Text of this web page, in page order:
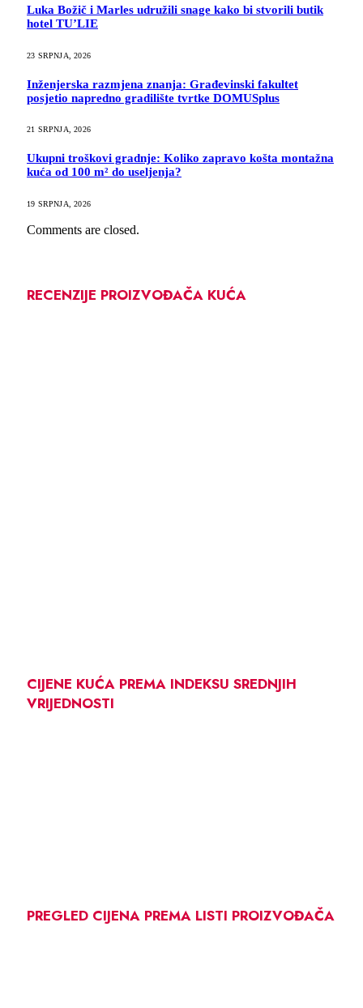
Luka Božič i Marles udružili snage kako bi stvorili butik
hotel TU’LIE
23 SRPNJA, 2026
Inženjerska razmjena znanja: Građevinski fakultet
posjetio napredno gradilište tvrtke DOMUSplus
21 SRPNJA, 2026
Ukupni troškovi gradnje: Koliko zapravo košta montažna
kuća od 100 m² do useljenja?
19 SRPNJA, 2026
Comments are closed.
RECENZIJE PROIZVOĐAČA KUĆA
CIJENE KUĆA PREMA INDEKSU SREDNJIH
VRIJEDNOSTI
PREGLED CIJENA PREMA LISTI PROIZVOĐAČA